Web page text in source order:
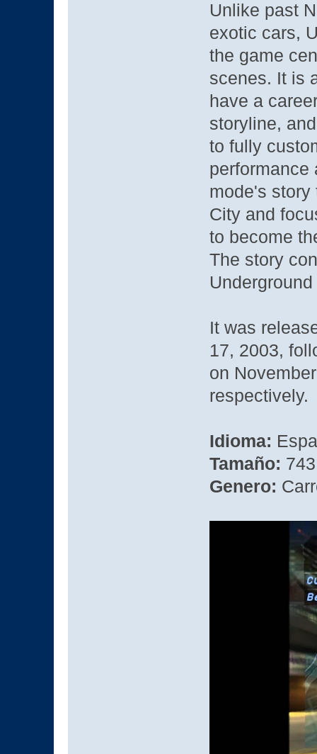
Unlike past
exotic cars,
the game
scenes. It is
have a
storyline,
to fully
performance
mode's
City and
to become
The story
Underground
It was
17, 2003,
on
respectively.
Idioma:
Tamaño:
Genero: